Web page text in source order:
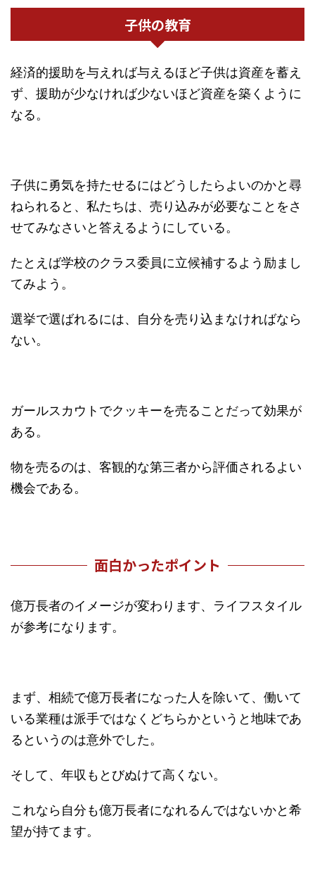
子供の教育
経済的援助を与えれば与えるほど子供は資産を蓄え
ず、援助が少なければ少ないほど資産を築くように
なる。
子供に勇気を持たせるにはどうしたらよいのかと尋
ねられると、私たちは、売り込みが必要なことをさ
せてみなさいと答えるようにしている。
たとえば学校のクラス委員に立候補するよう励まし
てみよう。
選挙で選ばれるには、自分を売り込まなければなら
ない。
ガールスカウトでクッキーを売ることだって効果が
ある。
物を売るのは、客観的な第三者から評価されるよい
機会である。
面白かったポイント
億万長者のイメージが変わります、ライフスタイル
が参考になります。
まず、相続で億万長者になった人を除いて、働いて
いる業種は派手ではなくどちらかというと地味であ
るというのは意外でした。
そして、年収もとびぬけて高くない。
これなら自分も億万長者になれるんではないかと希
望が持てます。